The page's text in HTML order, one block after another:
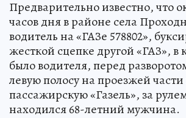
Предварительно известно, что
часов дня в районе села
водитель на «ГАЗе 578802»,
жесткой сцепке другой «ГАЗ», в
было водителя, перед
левую полосу на проезжей части
пассажирскую «Газель», за
находился 68-летний мужчина.